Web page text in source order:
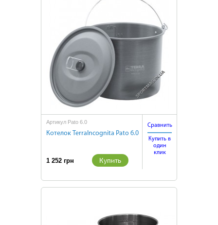
Артикул Pato 6.0
Котелок TerraIncognita Pato 6.0
1 252 грн Купить
Сравнить
Купить в
один
клик